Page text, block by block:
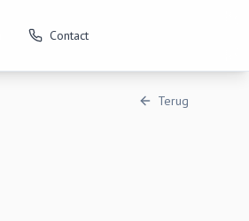
Contact
Terug